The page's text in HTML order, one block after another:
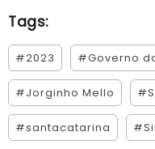
Tags:
#2023 #Governo
#Jorginho Mello
#santacatarina